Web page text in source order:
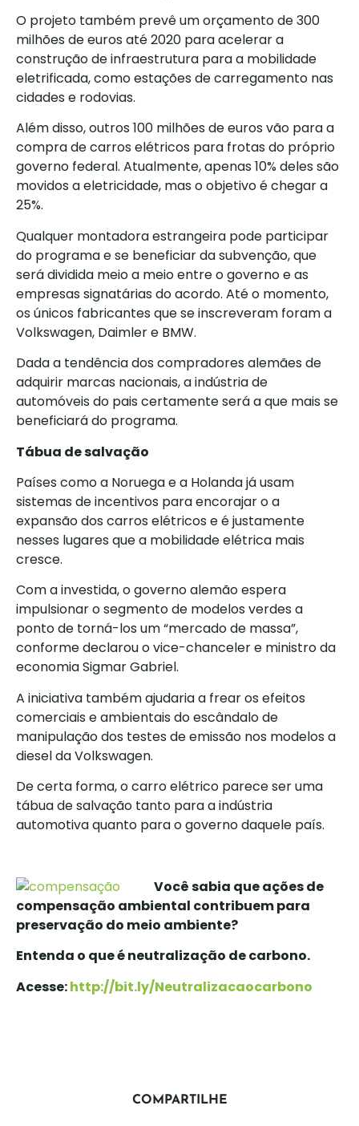
O projeto também prevê um orçamento de 300
milhões de euros até 2020 para acelerar a
construção de infraestrutura para a mobilidade
eletrificada, como estações de carregamento nas
cidades e rodovias.
Além disso, outros 100 milhões de euros vão para a
compra de carros elétricos para frotas do próprio
governo federal. Atualmente, apenas 10% deles são
movidos a eletricidade, mas o objetivo é chegar a
25%.
Qualquer montadora estrangeira pode participar
do programa e se beneficiar da subvenção, que
será dividida meio a meio entre o governo e as
empresas signatárias do acordo. Até o momento,
os únicos fabricantes que se inscreveram foram a
Volkswagen, Daimler e BMW.
Dada a tendência dos compradores alemães de
adquirir marcas nacionais, a indústria de
automóveis do pais certamente será a que mais se
beneficiará do programa.
Tábua de salvação
Países como a Noruega e a Holanda já usam
sistemas de incentivos para encorajar o a
expansão dos carros elétricos e é justamente
nesses lugares que a mobilidade elétrica mais
cresce.
Com a investida, o governo alemão espera
impulsionar o segmento de modelos verdes a
ponto de torná-los um “mercado de massa”,
conforme declarou o vice-chanceler e ministro da
economia Sigmar Gabriel.
A iniciativa também ajudaria a frear os efeitos
comerciais e ambientais do escândalo de
manipulação dos testes de emissão nos modelos a
diesel da Volkswagen.
De certa forma, o carro elétrico parece ser uma
tábua de salvação tanto para a indústria
automotiva quanto para o governo daquele país.
Você sabia que ações de
compensação ambiental contribuem para
preservação do meio ambiente?
Entenda o que é neutralização de carbono.
Acesse:http://bit.ly/Neutralizacaocarbono
COMPARTILHE